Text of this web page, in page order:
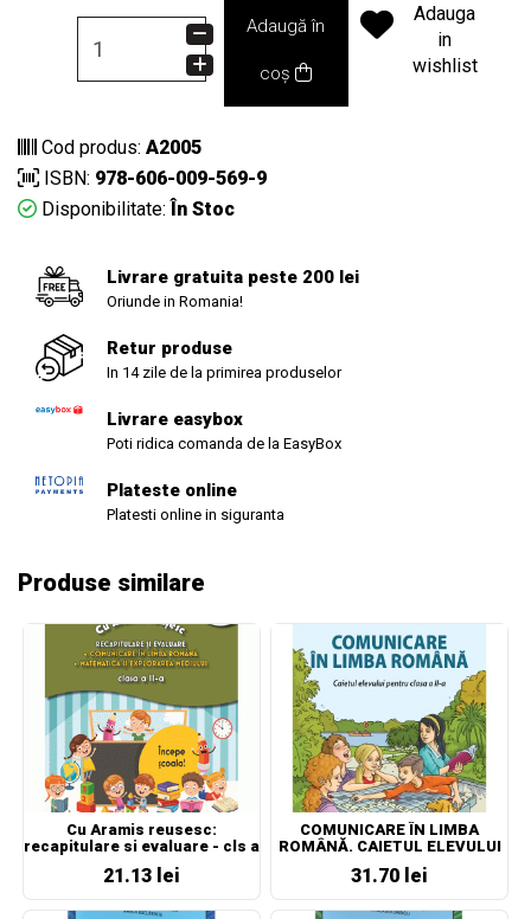
Adaugă în
coș
Adauga
in
wishlist
Cod produs: A2005
ISBN: 978-606-009-569-9
Disponibilitate: În Stoc
Livrare gratuita peste 200 lei
Oriunde in Romania!
Retur produse
In 14 zile de la primirea produselor
Livrare easybox
Poti ridica comanda de la EasyBox
Plateste online
Platesti online in siguranta
Produse similare
Cu Aramis reusesc:
recapitulare si evaluare - cls a
21.13 lei
COMUNICARE ÎN LIMBA
ROMÂNĂ. CAIETUL ELEVULUI
31.70 lei